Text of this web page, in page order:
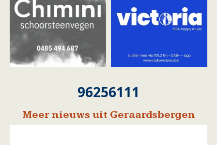
96256111
Meer nieuws uit Geraardsbergen